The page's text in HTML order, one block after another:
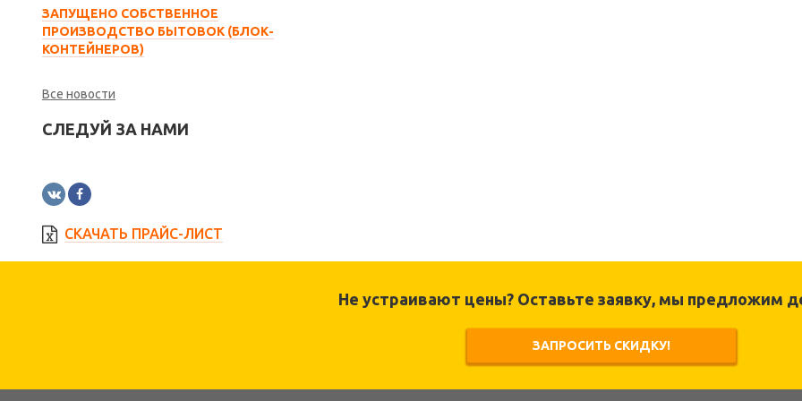
ЗАПУЩЕНО СОБСТВЕННОЕ
ПРОИЗВОДСТВО БЫТОВОК (БЛОК-
КОНТЕЙНЕРОВ)
Все новости
СЛЕДУЙ ЗА НАМИ
СКАЧАТЬ ПРАЙС-ЛИСТ
Не устраивают цены? Оставьте заявку, мы предложим
ЗАПРОСИТЬ СКИДКУ!